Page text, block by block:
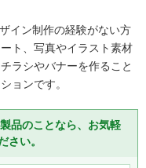
イン制作の経験がない方
ト、写真やイラスト素材
ラシやバナーを作ること
ョンです。
品のことなら、お気軽
さい。